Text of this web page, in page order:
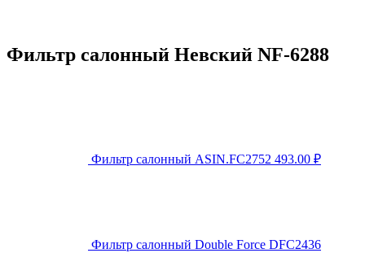
Фильтр салонный Невский NF-6288
Фильтр салонный ASIN.FC2752 493.00 ₽
Фильтр салонный Double Force DFC2436